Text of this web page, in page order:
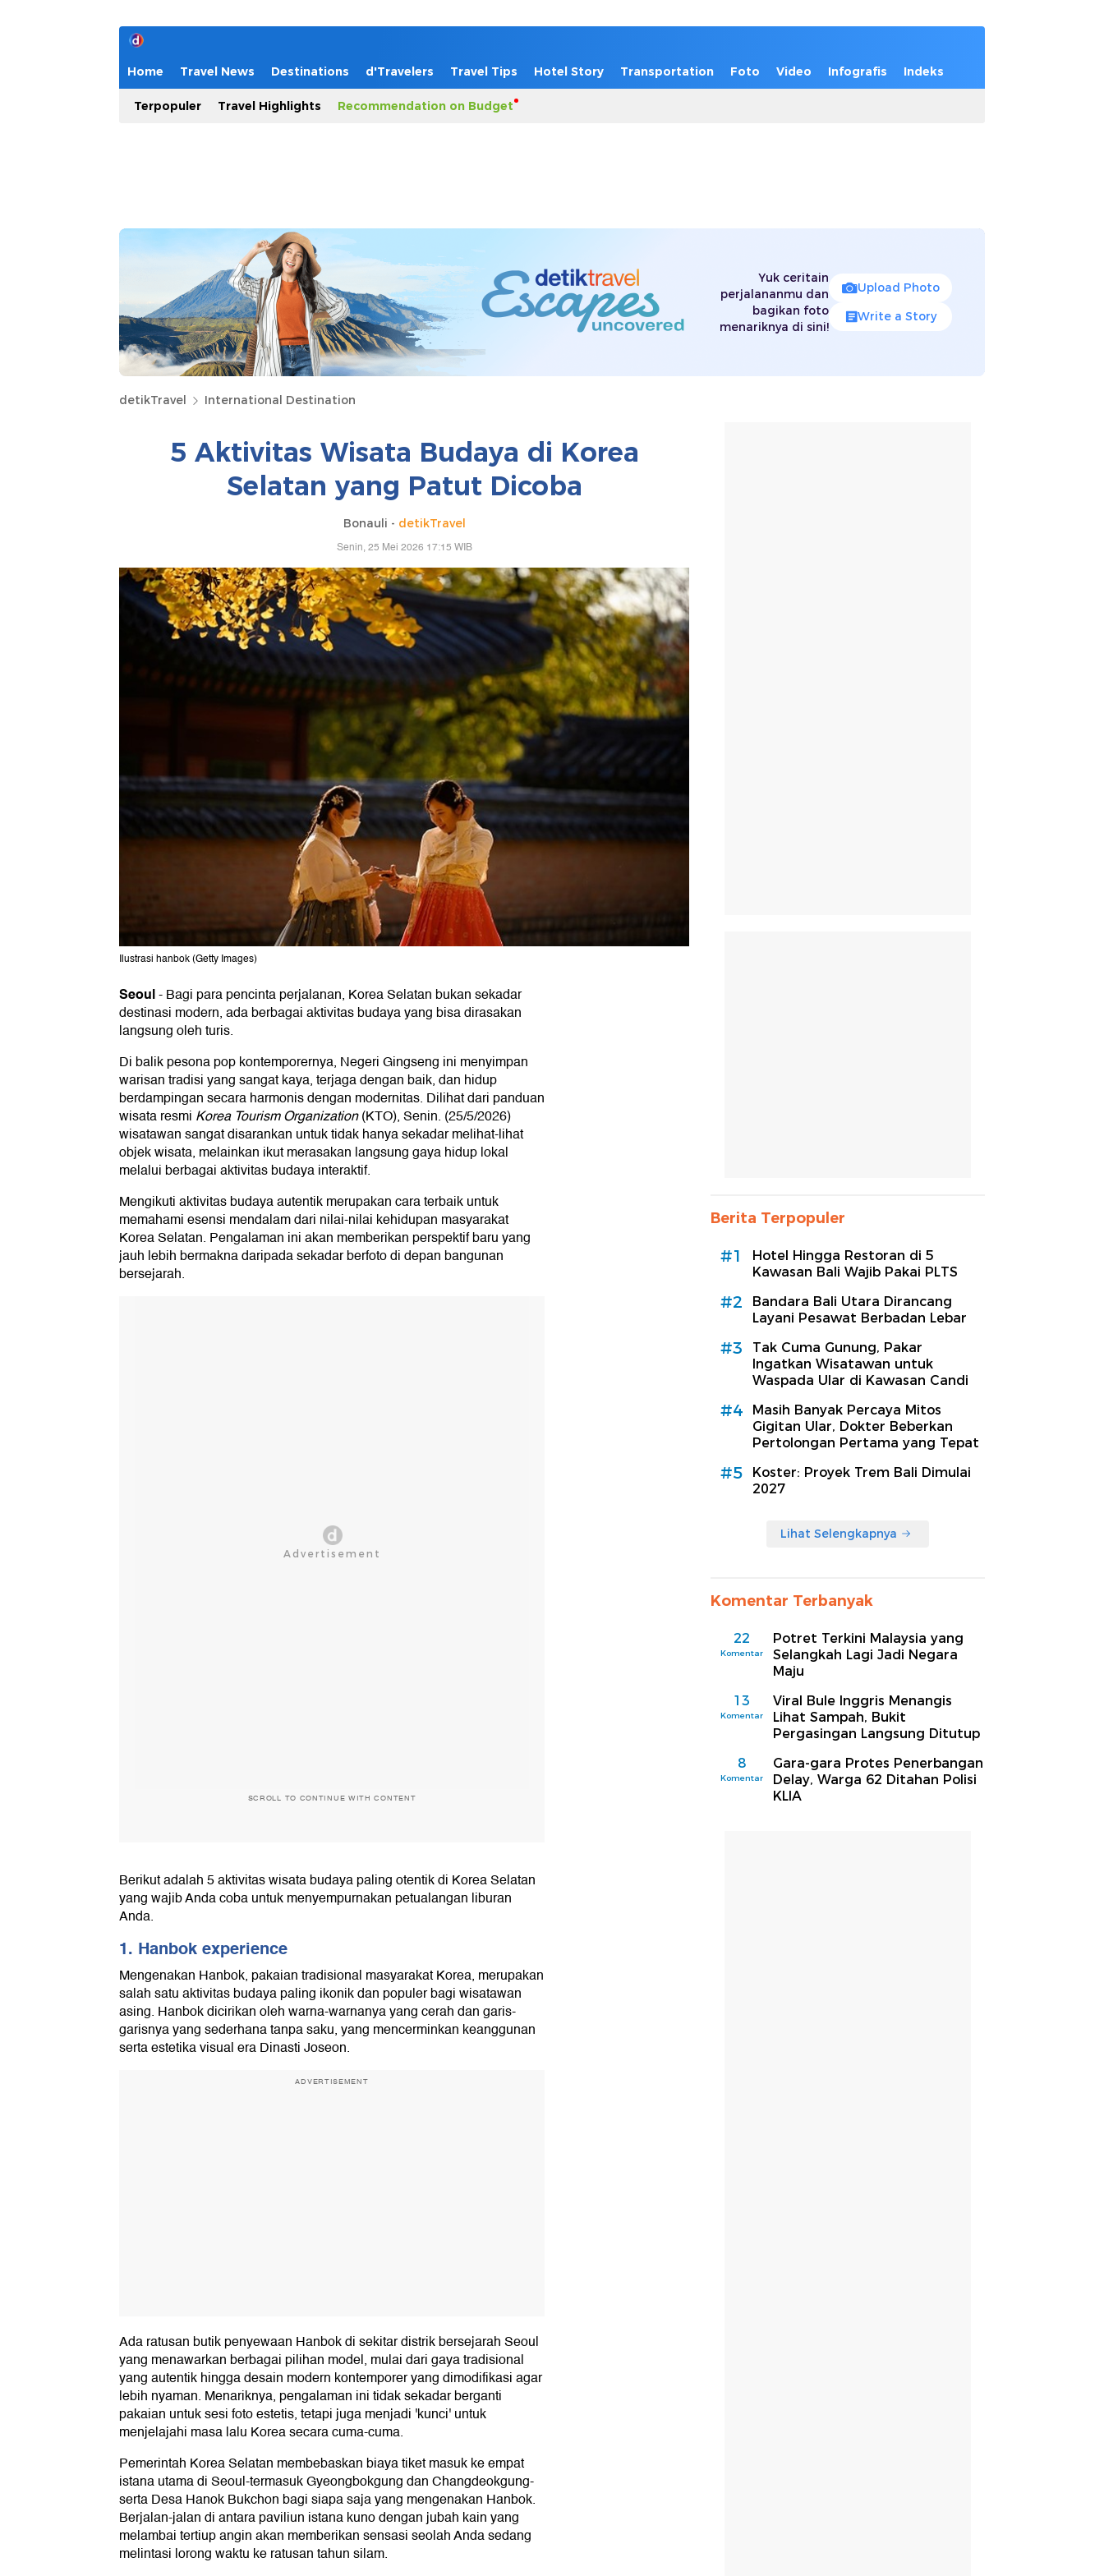
Home Travel News Destinations d'Travelers Travel Tips Hotel Story Transportation Foto Video Infografis Indeks
Terpopuler Travel Highlights Recommendation on Budget
Yuk ceritain
perjalananmu dan
bagikan foto
menariknya di sini!
Upload Photo
Write a Story
detikTravel International Destination
5 Aktivitas Wisata Budaya di Korea
Selatan yang Patut Dicoba
Bonauli - detikTravel
Senin, 25 Mei 2026 17:15 WIB
Ilustrasi hanbok (Getty Images)
Seoul-Bagi para pencinta perjalanan, Korea Selatan bukan sekadar
destinasi modern, ada berbagai aktivitas budaya yang bisa dirasakan
langsung oleh turis.
Di balik pesona pop kontemporernya, Negeri Gingseng ini menyimpan
warisan tradisi yang sangat kaya, terjaga dengan baik, dan hidup
berdampingan secara harmonis dengan modernitas. Dilihat dari panduan
wisata resmi Korea Tourism Organization(KTO), Senin. (25/5/2026)
wisatawan sangat disarankan untuk tidak hanya sekadar melihat-lihat
objek wisata, melainkan ikut merasakan langsung gaya hidup lokal
melalui berbagai aktivitas budaya interaktif.
Mengikuti aktivitas budaya autentik merupakan cara terbaik untuk
memahami esensi mendalam dari nilai-nilai kehidupan masyarakat
Korea Selatan. Pengalaman ini akan memberikan perspektif baru yang
jauh lebih bermakna daripada sekadar berfoto di depan bangunan
bersejarah.
SCROLL TO CONTINUE WITH CONTENT
Berikut adalah 5 aktivitas wisata budaya paling otentik di Korea Selatan
yang wajib Anda coba untuk menyempurnakan petualangan liburan
Anda.
1. Hanbok experience
Mengenakan Hanbok, pakaian tradisional masyarakat Korea, merupakan
salah satu aktivitas budaya paling ikonik dan populer bagi wisatawan
asing. Hanbok dicirikan oleh warna-warnanya yang cerah dan garis-
garisnya yang sederhana tanpa saku, yang mencerminkan keanggunan
serta estetika visual era Dinasti Joseon.
ADVERTISEMENT
Ada ratusan butik penyewaan Hanbok di sekitar distrik bersejarah Seoul
yang menawarkan berbagai pilihan model, mulai dari gaya tradisional
yang autentik hingga desain modern kontemporer yang dimodifikasi agar
lebih nyaman. Menariknya, pengalaman ini tidak sekadar berganti
pakaian untuk sesi foto estetis, tetapi juga menjadi 'kunci' untuk
menjelajahi masa lalu Korea secara cuma-cuma.
Pemerintah Korea Selatan membebaskan biaya tiket masuk ke empat
istana utama di Seoul-termasuk Gyeongbokgung dan Changdeokgung-
serta Desa Hanok Bukchon bagi siapa saja yang mengenakan Hanbok.
Berjalan-jalan di antara paviliun istana kuno dengan jubah kain yang
melambai tertiup angin akan memberikan sensasi seolah Anda sedang
melintasi lorong waktu ke ratusan tahun silam.
Berita Terpopuler
#1
Hotel Hingga Restoran di 5
Kawasan Bali Wajib Pakai PLTS
#2
Bandara Bali Utara Dirancang
Layani Pesawat Berbadan Lebar
#3
Tak Cuma Gunung, Pakar
Ingatkan Wisatawan untuk
Waspada Ular di Kawasan Candi
#4
Masih Banyak Percaya Mitos
Gigitan Ular, Dokter Beberkan
Pertolongan Pertama yang Tepat
#5
Koster: Proyek Trem Bali Dimulai
2027
Lihat Selengkapnya
Komentar Terbanyak
22
Komentar
Potret Terkini Malaysia yang
Selangkah Lagi Jadi Negara
Maju
13
Komentar
Viral Bule Inggris Menangis
Lihat Sampah, Bukit
Pergasingan Langsung Ditutup
8
Komentar
Gara-gara Protes Penerbangan
Delay, Warga 62 Ditahan Polisi
KLIA